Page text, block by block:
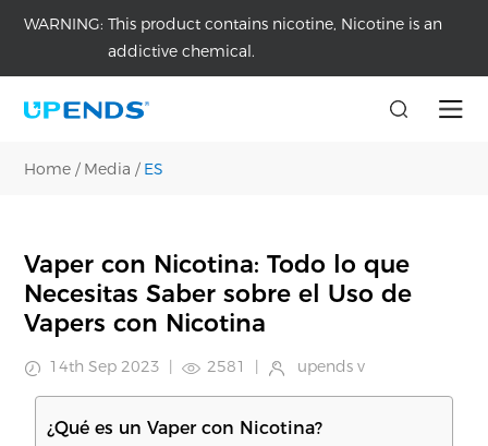
WARNING:This product contains nicotine, Nicotine is an
addictive chemical.
Home / Media / ES
Vaper con Nicotina: Todo lo que
Necesitas Saber sobre el Uso de
Vapers con Nicotina
14th Sep 2023 2581 upends v
¿Qué es un Vaper con Nicotina?